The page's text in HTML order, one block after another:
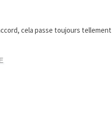
cela passe toujours